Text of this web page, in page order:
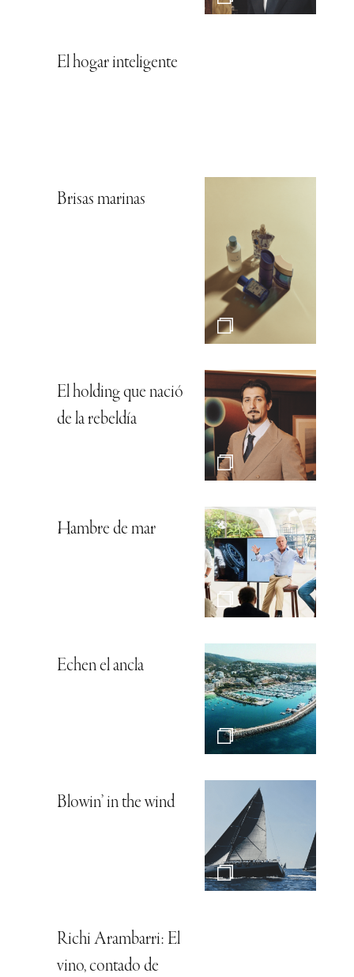
El hogar inteligente
Brisas marinas
El holding que nació
de la rebeldía
Hambre de mar
Echen el ancla
Blowin’ in the wind
Richi Arambarri: El
vino, contado de